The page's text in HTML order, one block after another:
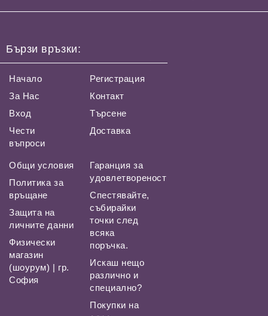
Бързи връзки:
Начало
За Нас
Вход
Чести
въпроси
Регистрация
Контакт
Търсене
Доставка
Общи условия
Политика за
връщане
Защита на
личните данни
Физически
магазин
(шоурум) | гр.
София
Гаранция за
удовлетвореност
Спестявайте,
събирайки
точки след
всяка
поръчка.
Искаш нещо
различно и
специално?
Покупки на